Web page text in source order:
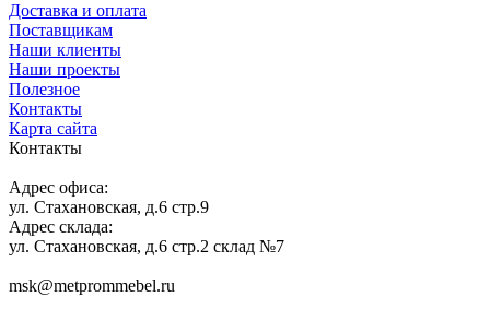
Доставка и оплата
Поставщикам
Наши клиенты
Наши проекты
Полезное
Контакты
Карта сайта
Контакты
Адрес офиса:
ул. Стахановская, д.6 стр.9
Адрес склада:
ул. Стахановская, д.6 стр.2 склад №7
msk@metprommebel.ru